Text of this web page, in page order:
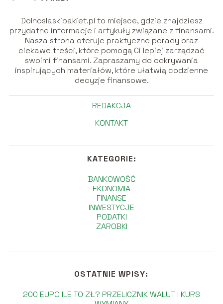
Dolnoslaskipakiet.pl to miejsce, gdzie znajdziesz
przydatne informacje i artykuły związane z finansami.
Nasza strona oferuje praktyczne porady oraz
ciekawe treści, które pomogą Ci lepiej zarządzać
swoimi finansami. Zapraszamy do odkrywania
inspirujących materiałów, które ułatwią codzienne
decyzje finansowe.
REDAKCJA
KONTAKT
KATEGORIE:
BANKOWOŚĆ
EKONOMIA
FINANSE
INWESTYCJE
PODATKI
ZAROBKI
OSTATNIE WPISY:
200 EURO ILE TO ZŁ? PRZELICZNIK WALUT I KURS